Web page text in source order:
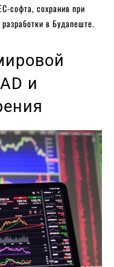
софта, сохранив при
в Будапеште.
и